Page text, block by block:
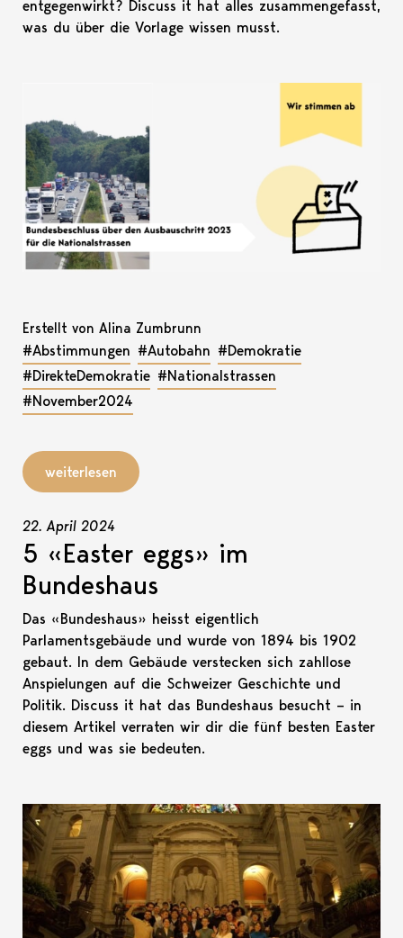
entgegenwirkt? Discuss it hat alles zusammengefasst,
was du über die Vorlage wissen musst.
Erstellt von Alina Zumbrunn
#Abstimmungen #Autobahn #Demokratie
#DirekteDemokratie #Nationalstrassen
#November2024
weiterlesen
22. April 2024
5 «Easter eggs» im
Bundeshaus
Das «Bundeshaus» heisst eigentlich
Parlamentsgebäude und wurde von 1894 bis 1902
gebaut. In dem Gebäude verstecken sich zahllose
Anspielungen auf die Schweizer Geschichte und
Politik. Discuss it hat das Bundeshaus besucht – in
diesem Artikel verraten wir dir die fünf besten Easter
eggs und was sie bedeuten.